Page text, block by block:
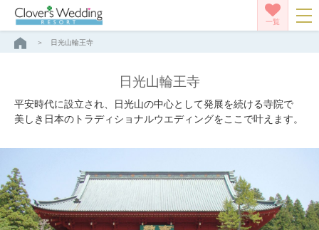
一覧
日光山輪王寺
日光山輪王寺
平安時代に設立され、日光山の中心として発展を続ける寺院で
美しき日本のトラディショナルウエディングをここで叶えます。